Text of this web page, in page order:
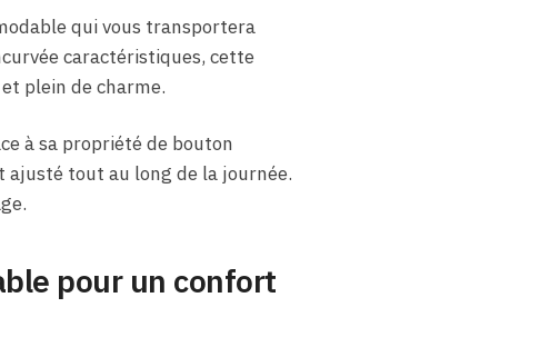
qui vous transportera
caractéristiques, cette
plein de charme.
à sa propriété de bouton
ajusté tout au long de la journée.
pour un confort